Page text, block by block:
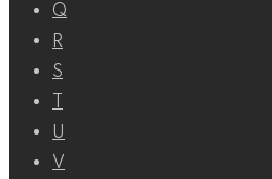
Q
R
S
U
V